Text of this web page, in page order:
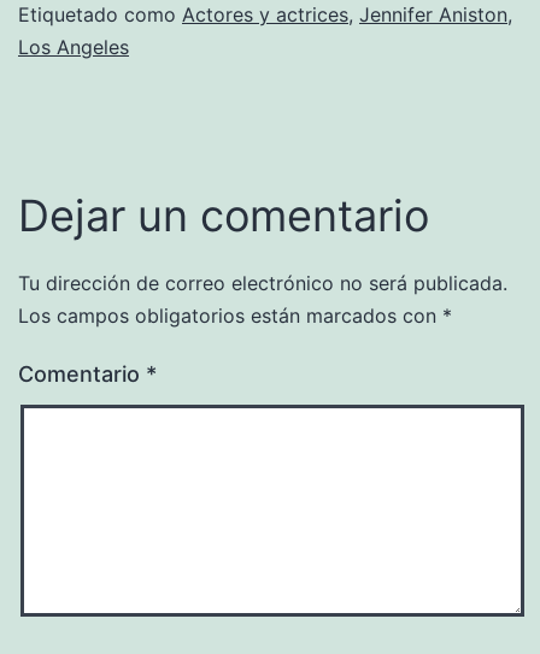
Etiquetado como Actores y actrices, Jennifer Aniston,
Los Angeles
Dejar un comentario
Tu dirección de correo electrónico no será publicada.
Los campos obligatorios están marcados con *
Comentario *